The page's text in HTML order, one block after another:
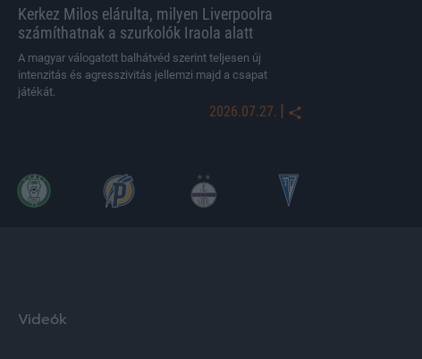
Kerkez Milos elárulta, milyen Liverpoolra
számíthatnak a szurkolók Iraola alatt
A magyar válogatott balhátvéd szerint teljesen új
intenzitás és agresszivitás jellemzi majd a csapat
játékát.
2026.07.27. |
Videók